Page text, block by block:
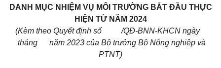
DANH MỤC NHIỆM VỤ MÔI TRƯỜNG BẮT ĐẦU THỰC
HIỆN TỪ NĂM 2024
(Kèm theo Quyết định số
/QĐ-BNN-KHCN ngày
tháng
năm 2023 của Bộ trưởng Bộ Nông nghiệp và
PTNT)